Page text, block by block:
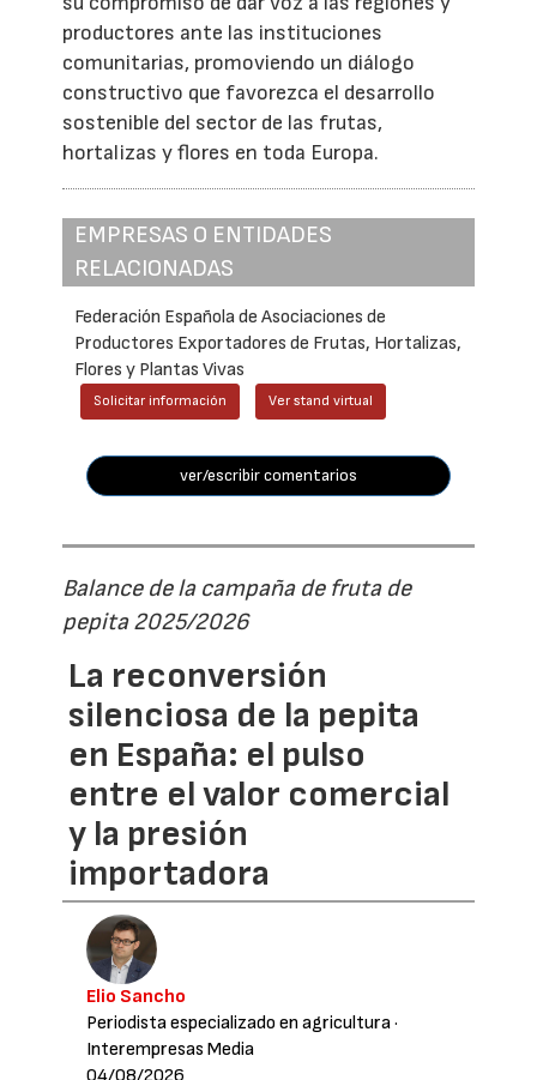
productores ante las instituciones
comunitarias, promoviendo un diálogo
constructivo que favorezca el desarrollo
sostenible del sector de las frutas,
hortalizas y flores en toda Europa.
EMPRESAS O ENTIDADES
RELACIONADAS
Federación Española de Asociaciones de
Productores Exportadores de Frutas, Hortalizas,
Flores y Plantas Vivas
Solicitar información Ver stand virtual
ver/escribir comentarios
Balance de la campaña de fruta de
pepita 2025/2026
La reconversión
silenciosa de la pepita
en España: el pulso
entre el valor comercial
y la presión
importadora
Elio Sancho
Periodista especializado en agricultura·
Interempresas Media